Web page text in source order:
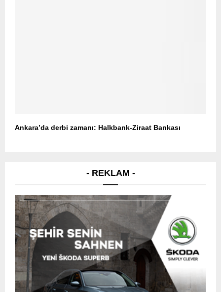
Ankara’da derbi zamanı: Halkbank-Ziraat Bankası
- REKLAM -